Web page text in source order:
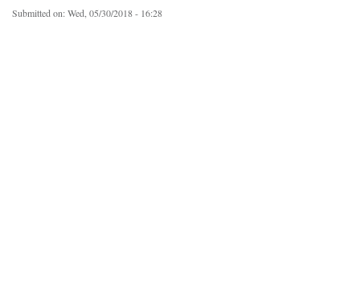
Submitted on:Wed, 05/30/2018 - 16:28